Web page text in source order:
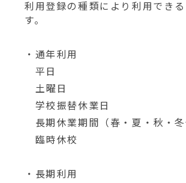
利用登録の種類により利用でき
す。
・通年利用
平日
土曜日
学校振替休業日
長期休業期間（春・夏・秋・冬
臨時休校
・長期利用